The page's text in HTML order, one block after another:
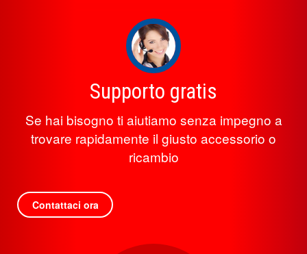
Supporto gratis
Se hai bisogno ti aiutiamo senza impegno a
trovare rapidamente il giusto accessorio o
ricambio
Contattaci ora